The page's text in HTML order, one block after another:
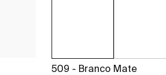
509 - Branco Mate